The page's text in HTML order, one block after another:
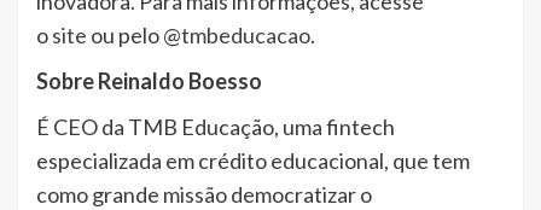
osite ou pelo@tmbeducacao.
Sobre Reinaldo Boesso
É CEO da TMB Educação, uma fintech
especializada em crédito educacional, que tem
como grande missão democratizar o